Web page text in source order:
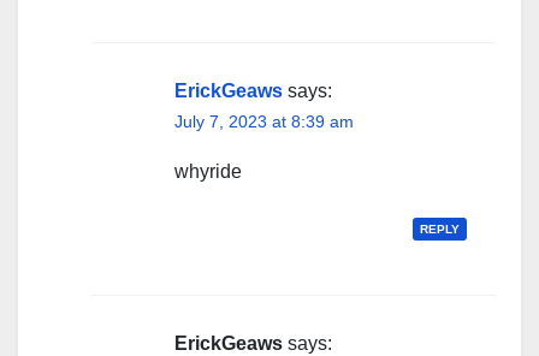
ErickGeaws says:
July 7, 2023 at 8:39 am
whyride
REPLY
ErickGeaws says: